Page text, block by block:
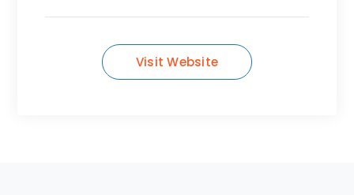
Visit Website